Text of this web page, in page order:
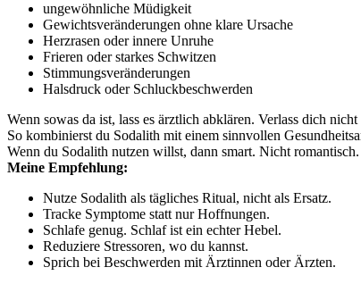
ungewöhnliche Müdigkeit
Gewichtsveränderungen ohne klare Ursache
Herzrasen oder innere Unruhe
Frieren oder starkes Schwitzen
Stimmungsveränderungen
Halsdruck oder Schluckbeschwerden
Wenn sowas da ist, lass es ärztlich abklären. Verlass dich
So kombinierst du Sodalith mit einem sinnvollen
Wenn du Sodalith nutzen willst, dann smart. Nicht romantisch.
Meine Empfehlung:
Nutze Sodalith als tägliches Ritual, nicht als Ersatz.
Tracke Symptome statt nur Hoffnungen.
Schlafe genug. Schlaf ist ein echter Hebel.
Reduziere Stressoren, wo du kannst.
Sprich bei Beschwerden mit Ärztinnen oder Ärzten.